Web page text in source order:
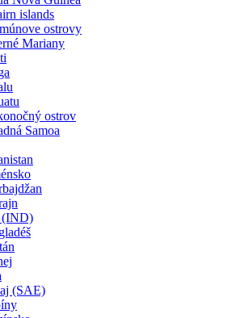
islands
ostrovy
Mariany
ostrov
Samoa
(SAE)